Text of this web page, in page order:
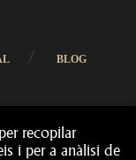
recopilar
i per a anàlisi de
/ BLOG